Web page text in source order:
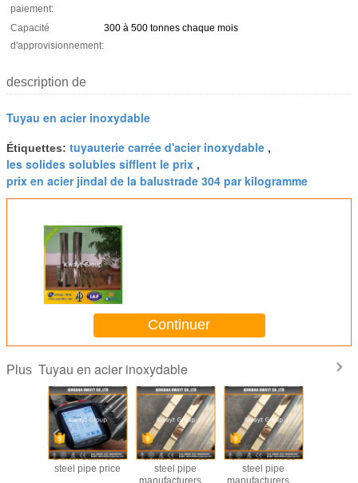
paiement:
Capacité
d'approvisionnement:
300 à 500 tonnes chaque mois
description de
Tuyau en acier inoxydable
Étiquettes: tuyauterie carrée d'acier inoxydable ,
les solides solubles sifflent le prix ,
prix en acier jindal de la balustrade 304 par kilogramme
Continuer
Plus Tuyau en acier inoxydable
2 inch stainless
steel pipe price
china stainless
steel pipe
manufacturers in
china stainless
steel pipe
manufacturers in